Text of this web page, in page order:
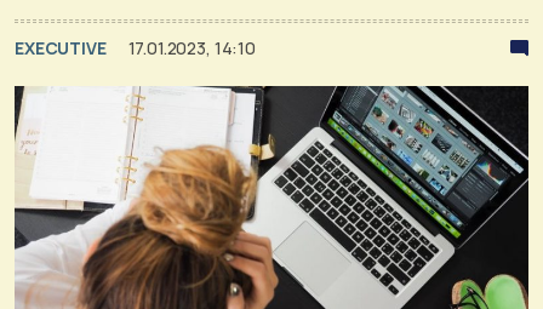
EXECUTIVE 17.01.2023, 14:10